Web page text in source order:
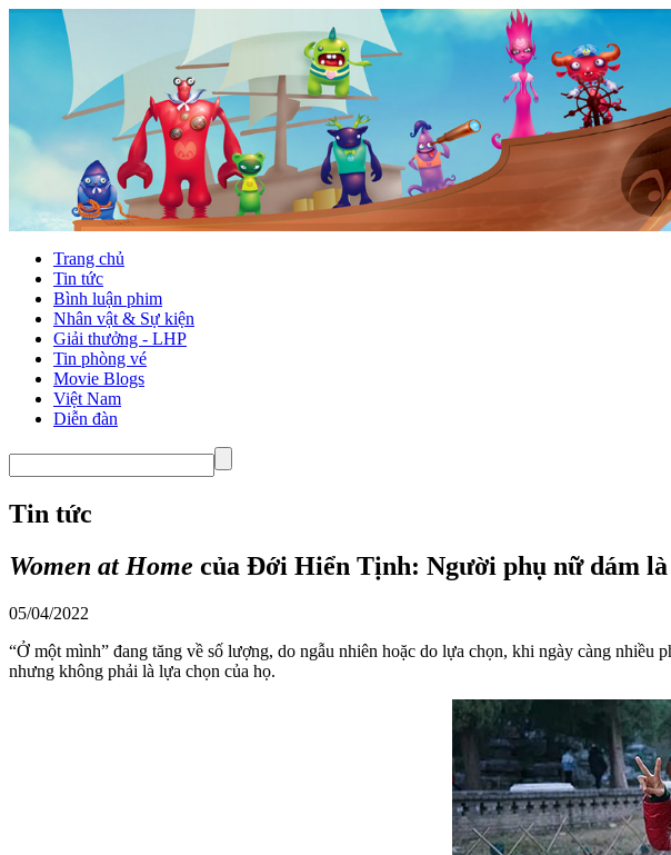
Trang chủ
Tin tức
Bình luận phim
Nhân vật & Sự kiện
Giải thưởng - LHP
Tin phòng vé
Movie Blogs
Việt Nam
Diễn đàn
Tin tức
Women at Home của Đới Hiển Tịnh: Người phụ nữ dám
05/04/2022
“Ở một mình” đang tăng về số lượng, do ngẫu nhiên hoặc do lựa chọn, khi ngày càng
nhưng không phải là lựa chọn của họ.